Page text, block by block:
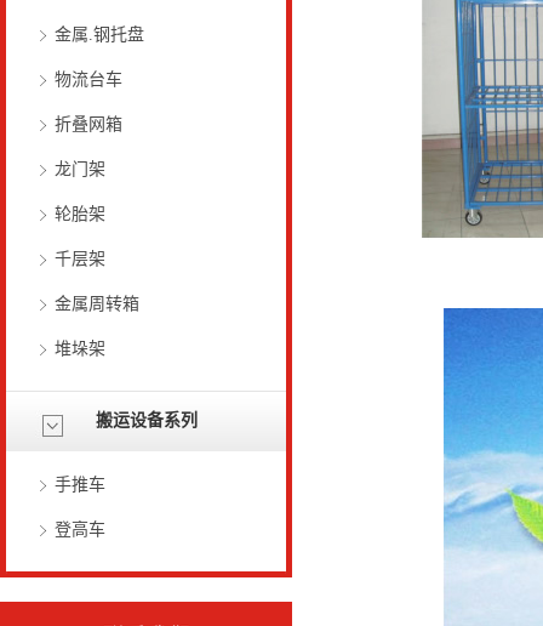
金属.钢托盘
物流台车
折叠网箱
龙门架
轮胎架
千层架
金属周转箱
堆垛架
搬运设备系列
手推车
登高车